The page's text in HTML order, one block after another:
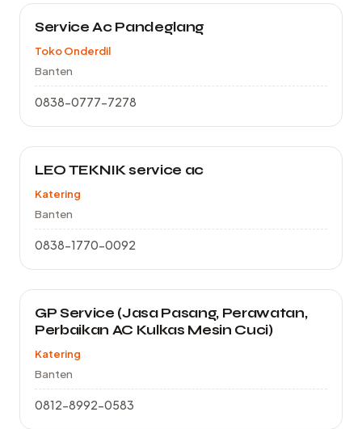
Service Ac Pandeglang
Toko Onderdil
Banten
0838-0777-7278
LEO TEKNIK service ac
Katering
Banten
0838-1770-0092
GP Service (Jasa Pasang, Perawatan,
Perbaikan AC Kulkas Mesin Cuci)
Katering
Banten
0812-8992-0583